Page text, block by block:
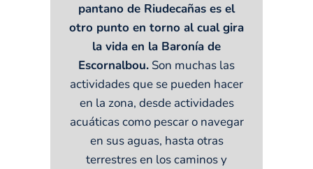
pantano de Riudecañas es el
otro punto en torno al cual gira
la vida en la Baronía de
Escornalbou. Son muchas las
actividades que se pueden hacer
en la zona, desde actividades
acuáticas como pescar o navegar
en sus aguas, hasta otras
terrestres en los caminos y